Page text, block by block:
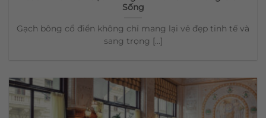
Sống
Gạch bông cổ điển không chỉ mang lại vẻ đẹp tinh tế và
sang trọng [...]